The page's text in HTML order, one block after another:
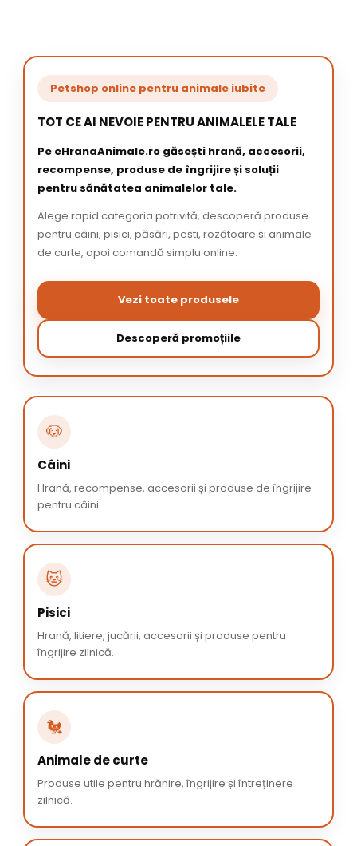
Petshop online pentru animale iubite
TOT CE AI NEVOIE PENTRU ANIMALELE TALE
Pe eHranaAnimale.ro găsești hrană, accesorii,
recompense, produse de îngrijire și soluții
pentru sănătatea animalelor tale.
Alege rapid categoria potrivită, descoperă produse
pentru câini, pisici, păsări, pești, rozătoare și animale
de curte, apoi comandă simplu online.
Vezi toate produsele
Descoperă promoțiile
🐶
Câini
Hrană, recompense, accesorii și produse de îngrijire
pentru câini.
🐱
Pisici
Hrană, litiere, jucării, accesorii și produse pentru
îngrijire zilnică.
🐔
Animale de curte
Produse utile pentru hrănire, îngrijire și întreținere
zilnică.